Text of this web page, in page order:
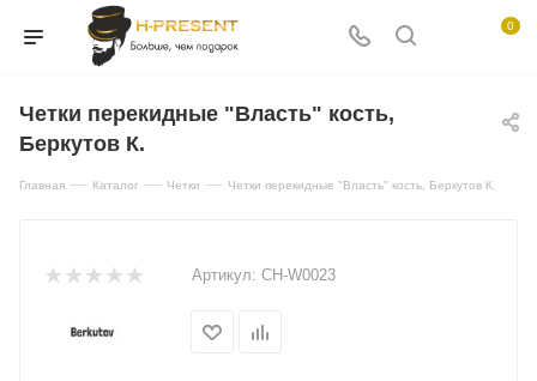
0
Четки перекидные "Власть" кость,
Беркутов К.
Главная — Каталог — Четки — Четки перекидные "Власть" кость, Беркутов К.
Артикул: CH-W0023